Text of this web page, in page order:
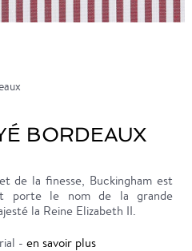
BORDEAUX
de la finesse, Buckingham est
porte le nom de la grande
la Reine Elizabeth II.
- en savoir plus